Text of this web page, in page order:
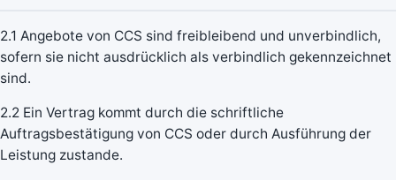
2.1 Angebote von CCS sind freibleibend und unverbindlich,
sofern sie nicht ausdrücklich als verbindlich gekennzeichnet
sind.
2.2 Ein Vertrag kommt durch die schriftliche
Auftragsbestätigung von CCS oder durch Ausführung der
Leistung zustande.